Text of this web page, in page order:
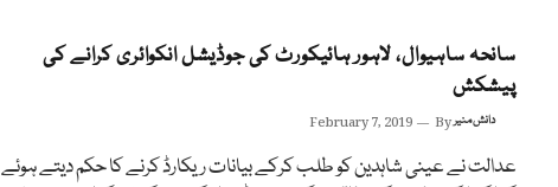
سانحہ ساہیوال، لاہور ہائیکورٹ کی جوڈیشل انکوائری کرانے کی
پیشکش
February 7, 2019 Byدانش منیر
عدالت نے عینی شاہدین کو طلب کرکے بیانات ریکارڈ کرنے کا حکم دیتے ہوئے